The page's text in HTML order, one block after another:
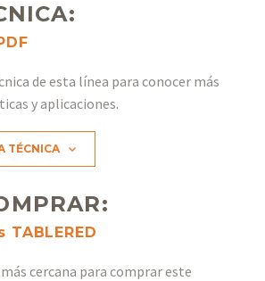
de esta línea para conocer más
y aplicaciones.
TÉCNICA 
cercana para comprar este